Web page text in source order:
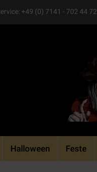
+49 (0) 7141 - 702 44 72
Halloween Feste